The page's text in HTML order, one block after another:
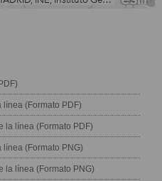
línea (Formato PDF)
la línea (Formato PDF)
(Formato PNG)
la línea (Formato PNG)